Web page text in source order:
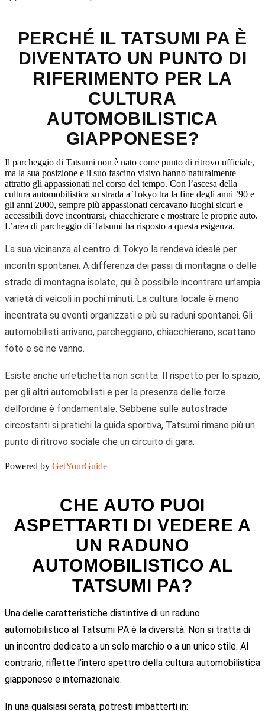
PERCHÉ IL TATSUMI PA È
DIVENTATO UN PUNTO DI
RIFERIMENTO PER LA
CULTURA
AUTOMOBILISTICA
GIAPPONESE?
Il parcheggio di Tatsumi non è nato come punto di ritrovo ufficiale,
ma la sua posizione e il suo fascino visivo hanno naturalmente
attratto gli appassionati nel corso del tempo. Con l’ascesa della
cultura automobilistica su strada a Tokyo tra la fine degli anni ’90 e
gli anni 2000, sempre più appassionati cercavano luoghi sicuri e
accessibili dove incontrarsi, chiacchierare e mostrare le proprie auto.
L’area di parcheggio di Tatsumi ha risposto a questa esigenza.
La sua vicinanza al centro di Tokyo la rendeva ideale per
incontri spontanei. A differenza dei passi di montagna o delle
strade di montagna isolate, qui è possibile incontrare un’ampia
varietà di veicoli in pochi minuti. La cultura locale è meno
incentrata su eventi organizzati e più su raduni spontanei. Gli
automobilisti arrivano, parcheggiano, chiacchierano, scattano
foto e se ne vanno.
Esiste anche un’etichetta non scritta. Il rispetto per lo spazio,
per gli altri automobilisti e per la presenza delle forze
dell’ordine è fondamentale. Sebbene sulle autostrade
circostanti si pratichi la guida sportiva, Tatsumi rimane più un
punto di ritrovo sociale che un circuito di gara.
Powered by GetYourGuide
CHE AUTO PUOI
ASPETTARTI DI VEDERE A
UN RADUNO
AUTOMOBILISTICO AL
TATSUMI PA?
Una delle caratteristiche distintive di un raduno
automobilistico al Tatsumi PA è la diversità. Non si tratta di
un incontro dedicato a un solo marchio o a un unico stile. Al
contrario, riflette l’intero spettro della cultura automobilistica
giapponese e internazionale.
In una qualsiasi serata, potresti imbatterti in: